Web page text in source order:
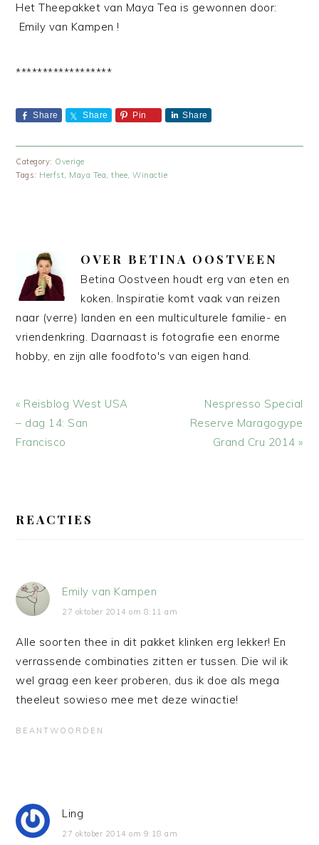
Het Theepakket van Maya Tea is gewonnen door:
Emily van Kampen !
******************
Share Share Pin Share
Category: Overige
Tags: Herfst, Maya Tea,thee,Winactie
OVERBETINA OOSTVEEN
Betina Oostveen houdt erg van eten en
koken. Inspiratie komt vaak van reizen
naar (verre) landen en een multiculturele familie- en
vriendenkring. Daarnaast is fotografie een enorme
hobby, en zijn alle foodfoto's van eigen hand.
Vorig
bericht:
« Reisblog West USA
– dag 14: San
Francisco
Volgend
bericht:
Nespresso Special
Reserve Maragogype
Grand Cru 2014 »
INTERACTIES
REACTIES
Emily van Kampen
27 oktober 2014 om 8:11 am
Alle soorten thee in dit pakket klinken erg lekker! En
verrassende combinaties zitten er tussen. Die wil ik
wel graag een keer proberen, dus ik doe als mega
theeleut sowieso mee met deze winactie!
BEANTWOORDEN
Ling
27 oktober 2014 om 9:18 am